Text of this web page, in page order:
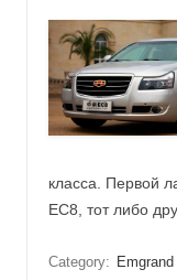
класса. Первой
EC8, тот либо
Category: Emgrand